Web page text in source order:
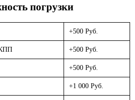
погрузки
+500 Руб.
+500 Руб.
+500 Руб.
+1 000 Руб.